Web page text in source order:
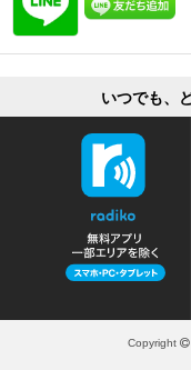
いつでも、
Copyright